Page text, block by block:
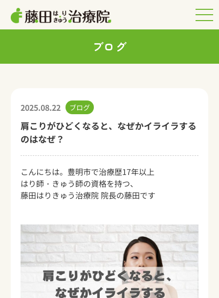
ブログ
2025.08.22 ブログ
肩こりがひどくなると、なぜかイライラする
のはなぜ？
こんにちは。豊明市で治療歴17年以上
はり師・きゅう師の資格を持つ、
藤田はりきゅう治療院 院長の藤田です